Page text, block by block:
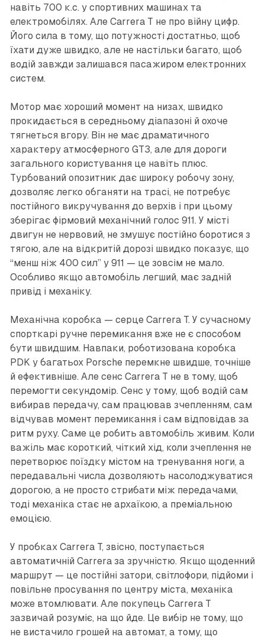
навіть 700 к.с. у спортивних машинах та
електромобілях. Але Carrera T не про війну цифр.
Його сила в тому, що потужності достатньо, щоб
їхати дуже швидко, але не настільки багато, щоб
водій завжди залишався пасажиром електронних
систем.
Мотор має хороший момент на низах, швидко
прокидається в середньому діапазоні й охоче
тягнеться вгору. Він не має драматичного
характеру атмосферного GT3, але для дороги
загального користування це навіть плюс.
Турбований опозитник дає широку робочу зону,
дозволяє легко обганяти на трасі, не потребує
постійного викручування до верхів і при цьому
зберігає фірмовий механічний голос 911. У місті
двигун не нервовий, не змушує постійно боротися з
тягою, але на відкритій дорозі швидко показує, що
“менш ніж 400 сил” у 911 — це зовсім не мало.
Особливо якщо автомобіль легший, має задній
привід і механіку.
Механічна коробка — серце Carrera T. У сучасному
спорткарі ручне перемикання вже не є способом
бути швидшим. Навпаки, роботизована коробка
PDK у багатьох Porsche перемкне швидше, точніше
й ефективніше. Але сенс Carrera T не в тому, щоб
перемогти секундомір. Сенс у тому, щоб водій сам
вибирав передачу, сам працював зчепленням, сам
відчував момент перемикання і сам відповідав за
ритм руху. Саме це робить автомобіль живим. Коли
важіль має короткий, чіткий хід, коли зчеплення не
перетворює поїздку містом на тренування ноги, а
передавальні числа дозволяють насолоджуватися
дорогою, а не просто стрибати між передачами,
тоді механіка стає не архаїкою, а преміальною
емоцією.
У пробках Carrera T, звісно, поступається
автоматичній Carrera за зручністю. Якщо щоденний
маршрут — це постійні затори, світлофори, підйоми і
повільне просування по центру міста, механіка
може втомлювати. Але покупець Carrera T
зазвичай розуміє, на що йде. Це вибір не тому, що
не вистачило грошей на автомат, а тому, що